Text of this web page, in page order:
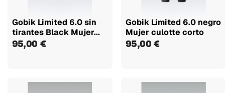
Gobik Limited 6.0 sin
tirantes Black Mujer...
95,00 €
Gobik Limited 6.0 negro
Mujer culotte corto
95,00 €